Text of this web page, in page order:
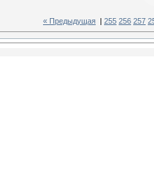
« Предыдущая 255 256 257